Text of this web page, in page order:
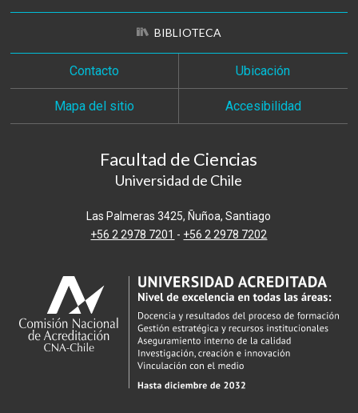
BIBLIOTECA
Contacto Ubicación
Mapa del sitio Accesibilidad
Facultad de Ciencias
Universidad de Chile
Las Palmeras 3425, Ñuñoa, Santiago
+56 2 2978 7201 - +56 2 2978 7202